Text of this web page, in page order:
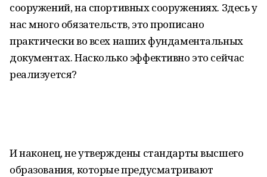
сооружений, на спортивных сооружениях. Здесь у
нас много обязательств, это прописано
практически во всех наших фундаментальных
документах. Насколько эффективно это сейчас
реализуется?
И наконец, не утверждены стандарты высшего
образования, которые предусматривают